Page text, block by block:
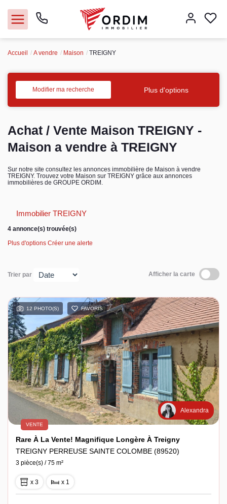
Acheter
Vendre
Immobilier pro
Syndic
Espace client
Accueil A vendre Maison TREIGNY
Modifier ma recherche Plus d'options
Achat / Vente Maison TREIGNY -
Maison a vendre à TREIGNY
Sur notre site consultez les annonces immobilière de Maison à vendre
TREIGNY. Trouvez votre Maison sur TREIGNY grâce aux annonces
immobilières de GROUPE ORDIM.
Immobilier TREIGNY
4 annonce(s) trouvée(s)
Plus d'options Créer une alerte
Trier par Afficher la carte
12 PHOTO(S) FAVORIS
Alexandra
VENTE
Rare À La Vente! Magnifique Longère À Treigny
TREIGNY PERREUSE SAINTE COLOMBE (89520)
3 pièce(s) / 75 m²
x 3 x 1